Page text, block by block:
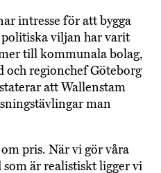
intresse för att bygga
viljan har varit
till kommunala bolag,
och regionchef Göteborg
att Wallenstam
man
pris. När vi gör våra
är realistiskt ligger vi